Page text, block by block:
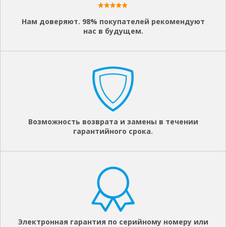
Нам доверяют. 98% покупателей рекомендуют
нас в будущем.
Возможность возврата и замены в течении
гарантийного срока.
Электронная гарантия по серийному номеру или